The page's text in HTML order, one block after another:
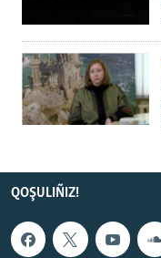
QOŞULIÑIZ!